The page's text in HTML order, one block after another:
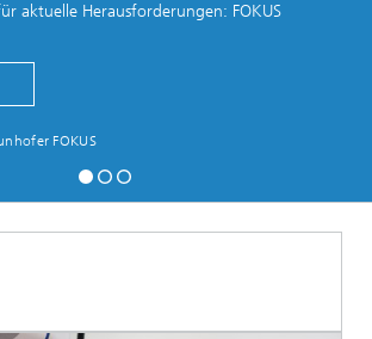
aktuelle Herausforderungen: FOKUS
FOKUS